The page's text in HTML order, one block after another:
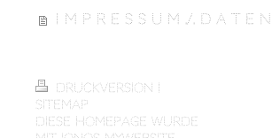
I m p r e s s u m ./. D a t e
Druckversion |
Sitemap
Diese Homepage wurde